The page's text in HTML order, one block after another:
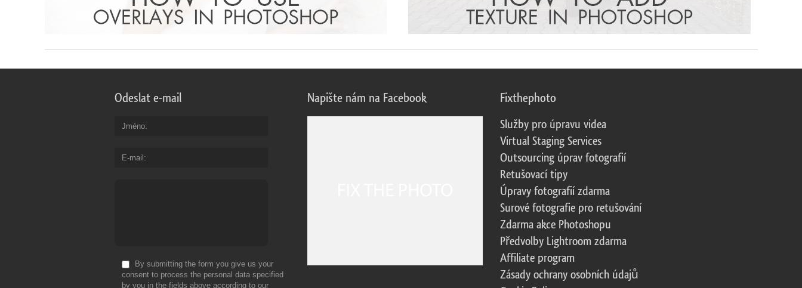
Odeslat e-mail
Jméno
E-mail
By submitting the form you give us your
consent to process the personal data specified
by you in the fields above according to our
Napište nám na Facebook Fixthephoto
Služby pro úpravu videa
Virtual Staging Services
Outsourcing úprav fotografií
Retušovací tipy
Úpravy fotografií zdarma
Surové fotografie pro retušování
Zdarma akce Photoshopu
Předvolby Lightroom zdarma
Affiliate program
Zásady ochrany osobních údajů